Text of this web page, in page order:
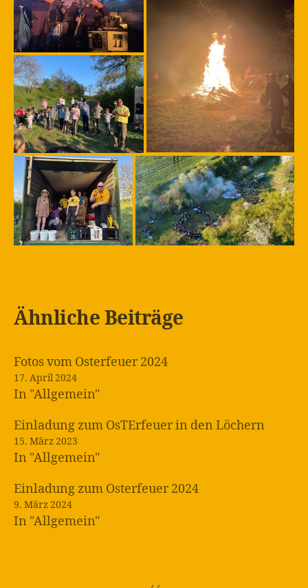
Ähnliche Beiträge
Fotos vom Osterfeuer 2024
17. April 2024
In "Allgemein"
Einladung zum OsTErfeuer in den Löchern
15. März 2023
In "Allgemein"
Einladung zum Osterfeuer 2024
9. März 2024
In "Allgemein"